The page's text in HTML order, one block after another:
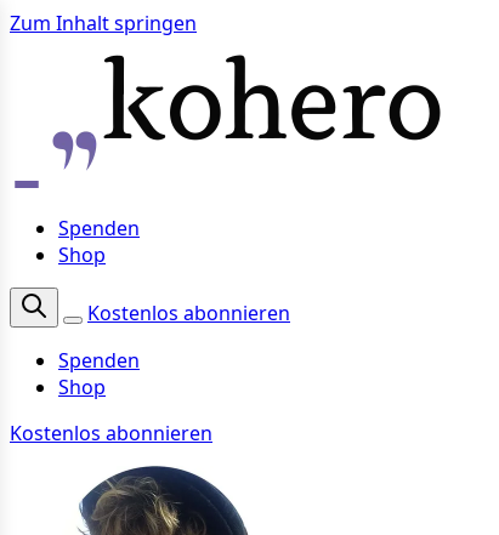
Zum Inhalt springen
Spenden
Shop
Kostenlos abonnieren
Spenden
Shop
Kostenlos abonnieren